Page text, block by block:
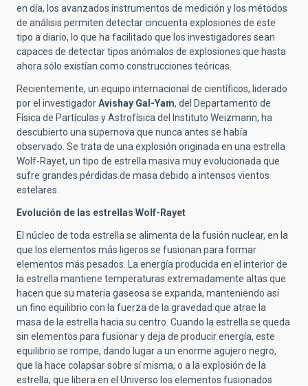
en día, los avanzados instrumentos de medición y los métodos
de análisis permiten detectar cincuenta explosiones de este
tipo a diario, lo que ha facilitado que los investigadores sean
capaces de detectar tipos anómalos de explosiones que hasta
ahora sólo existían como construcciones teóricas.
Recientemente, un equipo internacional de científicos, liderado
por el investigadorAvishay Gal-Yam, del Departamento de
Física de Partículas y Astrofísica del Instituto Weizmann, ha
descubierto una supernova que nunca antes se había
observado. Se trata de una explosión originada en una estrella
Wolf-Rayet, un tipo de estrella masiva muy evolucionada que
sufre grandes pérdidas de masa debido a intensos vientos
estelares.
Evolución de las estrellas Wolf-Rayet
El núcleo de toda estrella se alimenta de la fusión nuclear, en la
que los elementos más ligeros se fusionan para formar
elementos más pesados. La energía producida en el interior de
la estrella mantiene temperaturas extremadamente altas que
hacen que su materia gaseosa se expanda, manteniendo así
un fino equilibrio con la fuerza de la gravedad que atrae la
masa de la estrella hacia su centro. Cuando la estrella se queda
sin elementos para fusionar y deja de producir energía, este
equilibrio se rompe, dando lugar a un enorme agujero negro,
que la hace colapsar sobre sí misma, o a la explosión de la
estrella, que libera en el Universo los elementos fusionados